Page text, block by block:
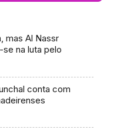
mas Al Nassr
na luta pelo
conta com